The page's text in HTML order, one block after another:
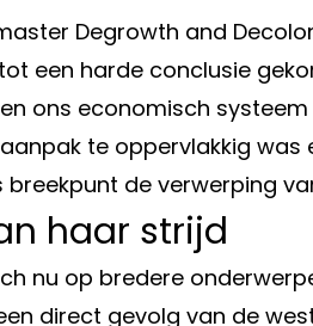
Degrowth and
een harde conclusie
ons economisch
te oppervlakkig
breekpunt de verwerping
haar strijd
nu op bredere
direct gevolg van de